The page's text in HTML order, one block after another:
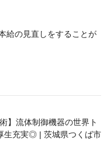
見直しをすることが